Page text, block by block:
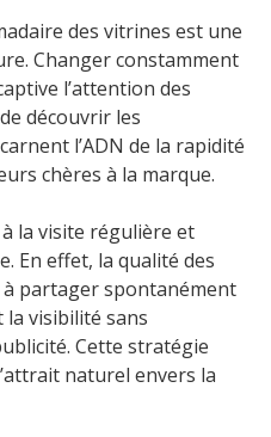
des vitrines est une
Changer constamment
l’attention des
découvrir les
l’ADN de la rapidité
chères à la marque.
la visite régulière et
En effet, la qualité des
partager spontanément
visibilité sans
Cette stratégie
naturel envers la